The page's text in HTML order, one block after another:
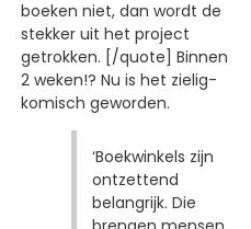
boeken niet, dan wordt de
stekker uit het project
getrokken. [/quote] Binnen
2 weken!? Nu is het zielig-
komisch geworden.
‘Boekwinkels zijn
ontzettend
belangrijk. Die